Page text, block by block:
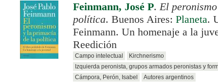
Feinmann, José P. El
política. Buenos Aires: Planeta.
Feinmann. Un homenaje a la
Reedición
Campo intelectual
Kirchnerismo
Izquierda peronista, grupos armados peronistas y
Cámpora, Perón, Isabel
Autores argentinos